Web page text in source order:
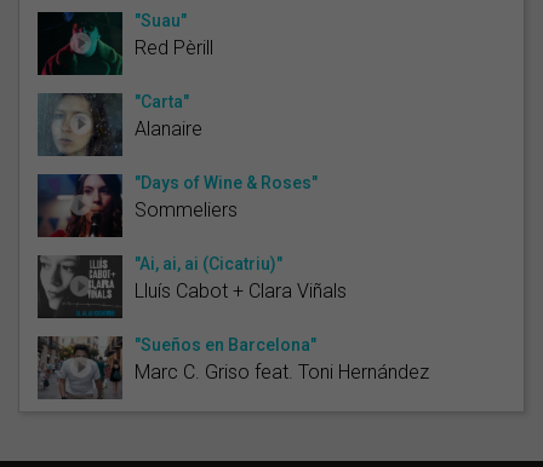
"Suau"
Red Pèrill
"Carta"
Alanaire
"Days of Wine & Roses"
Sommeliers
"Ai, ai, ai (Cicatriu)"
Lluís Cabot + Clara Viñals
"Sueños en Barcelona"
Marc C. Griso feat. Toni Hernández